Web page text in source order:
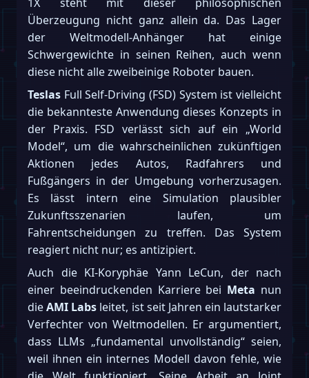
Überzeugung nicht ganz allein da. Das Lager
der Weltmodell-Anhänger hat einige
Schwergewichte in seinen Reihen, auch wenn
diese nicht alle zweibeinige Roboter bauen.
Teslas Full Self-Driving (FSD) System ist vielleicht
die bekannteste Anwendung dieses Konzepts in
der Praxis. FSD verlässt sich auf ein „World
Model“, um die wahrscheinlichen zukünftigen
Aktionen jedes Autos, Radfahrers und
Fußgängers in der Umgebung vorherzusagen.
Es lässt intern eine Simulation plausibler
Zukunftsszenarien laufen, um
Fahrentscheidungen zu treffen. Das System
reagiert nicht nur; es antizipiert.
Auch die KI-Koryphäe Yann LeCun, der nach
einer beeindruckenden Karriere bei Meta nun
dieAMI Labs leitet, ist seit Jahren ein lautstarker
Verfechter von Weltmodellen. Er argumentiert,
dass LLMs „fundamental unvollständig“ seien,
weil ihnen ein internes Modell davon fehle, wie